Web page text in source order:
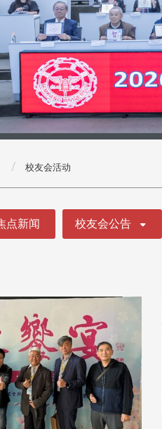
校友会活动
点新闻 校友会公告